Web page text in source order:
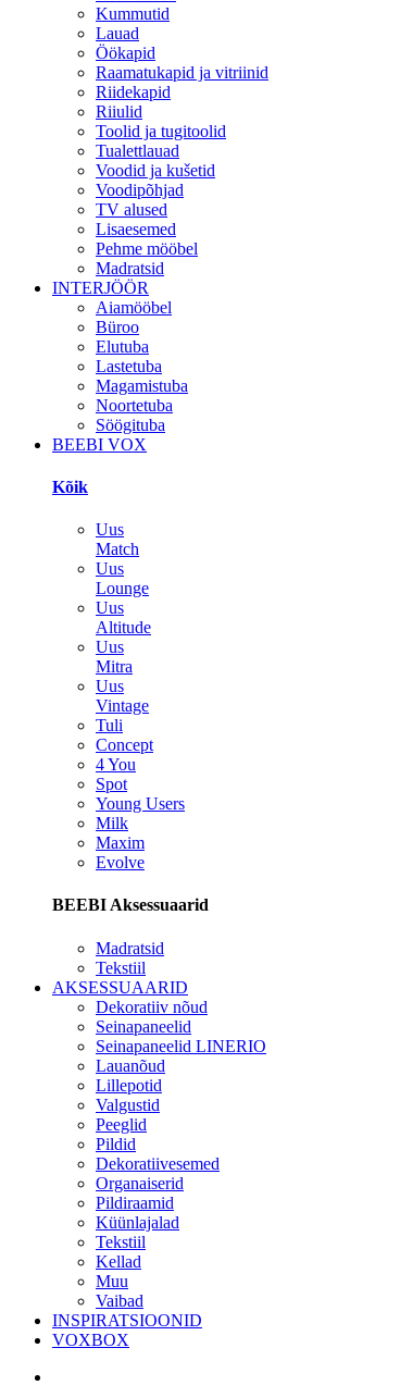
Kummutid
Lauad
Öökapid
Raamatukapid ja vitriinid
Riidekapid
Riiulid
Toolid ja tugitoolid
Tualettlauad
Voodid ja kušetid
Voodipõhjad
TV alused
Lisaesemed
Pehme mööbel
Madratsid
INTERJÖÖR
Aiamööbel
Büroo
Elutuba
Lastetuba
Magamistuba
Noortetuba
Söögituba
BEEBI VOX
Kõik
Uus
Match
Uus
Lounge
Uus
Altitude
Uus
Mitra
Uus
Vintage
Tuli
Concept
4 You
Spot
Young Users
Milk
Maxim
Evolve
BEEBI Aksessuaarid
Madratsid
Tekstiil
AKSESSUAARID
Dekoratiiv nõud
Seinapaneelid
Seinapaneelid LINERIO
Lauanõud
Lillepotid
Valgustid
Peeglid
Pildid
Dekoratiivesemed
Organaiserid
Pildiraamid
Küünlajalad
Tekstiil
Kellad
Muu
Vaibad
INSPIRATSIOONID
VOXBOX